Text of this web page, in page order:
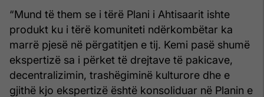
“Mund të them se i tërë Plani i Ahtisaarit ishte
produkt ku i tërë komuniteti ndërkombëtar ka
marrë pjesë në përgatitjen e tij. Kemi pasë shumë
ekspertizë sa i përket të drejtave të pakicave,
decentralizimin, trashëgiminë kulturore dhe e
gjithë kjo ekspertizë është konsoliduar në Planin e